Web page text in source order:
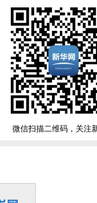
微信扫描二维码，关注